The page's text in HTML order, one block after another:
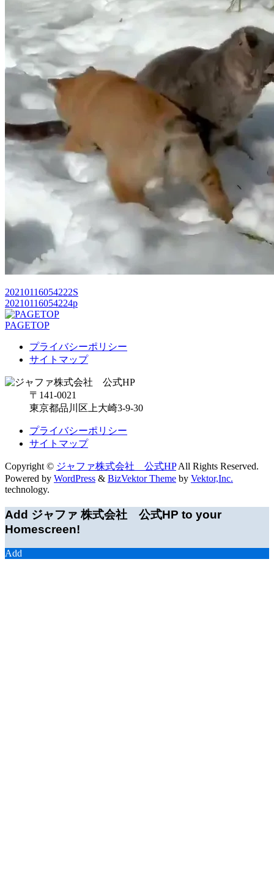
20210116054222S
20210116054224p
PAGETOP
プライバシーポリシー
サイトマップ
〒141-0021
東京都品川区上大崎3-9-30
プライバシーポリシー
サイトマップ
Copyright © ジャファ株式会社 公式HPAll Rights Reserved.
Powered by WordPress & BizVektor Theme by Vektor,Inc.
technology.
Add ジャファ 株式会社 公式HP to your
Homescreen!
Add